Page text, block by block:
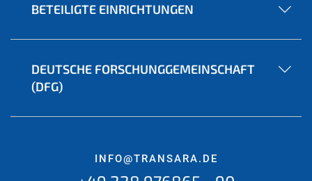
BETEILIGTE EINRICHTUNGEN
DEUTSCHE FORSCHUNGGEMEINSCHAFT
(DFG)
INFO@TRANSARA.DE